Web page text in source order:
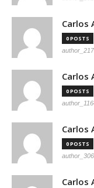
Carlos
0 POSTS
Carlos
0 POSTS
Carlos
0 POSTS
Carlos